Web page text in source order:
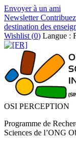
Envoyer à un ami
Newsletter
destination des
Wishlist (0) Langue :
OSI PERCEPTION
Programme de
Sciences de l’ONG